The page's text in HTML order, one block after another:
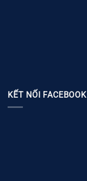
KẾT NỐI FACEBOOK